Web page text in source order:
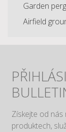
Garden
Airfield
Získejte od
produktech,